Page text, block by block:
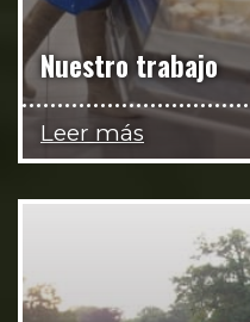
Nuestro trabajo
Leer más